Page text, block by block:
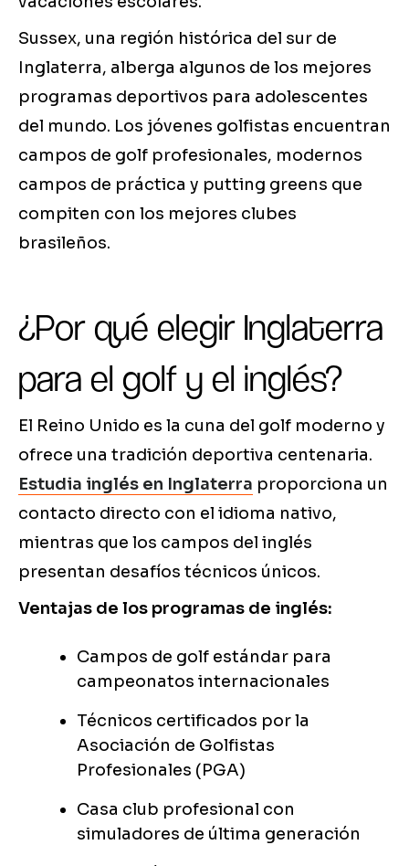
Sussex, una región histórica del sur de
Inglaterra, alberga algunos de los mejores
programas deportivos para adolescentes
del mundo. Los jóvenes golfistas encuentran
campos de golf profesionales, modernos
campos de práctica y putting greens que
compiten con los mejores clubes
brasileños.
¿Por qué elegir Inglaterra
para el golf y el inglés?
El Reino Unido es la cuna del golf moderno y
ofrece una tradición deportiva centenaria.
Estudia inglés en Inglaterra proporciona un
contacto directo con el idioma nativo,
mientras que los campos del inglés
presentan desafíos técnicos únicos.
Ventajas de los programas de inglés:
Campos de golf estándar para
campeonatos internacionales
Técnicos certificados por la
Asociación de Golfistas
Profesionales (PGA)
Casa club profesional con
simuladores de última generación